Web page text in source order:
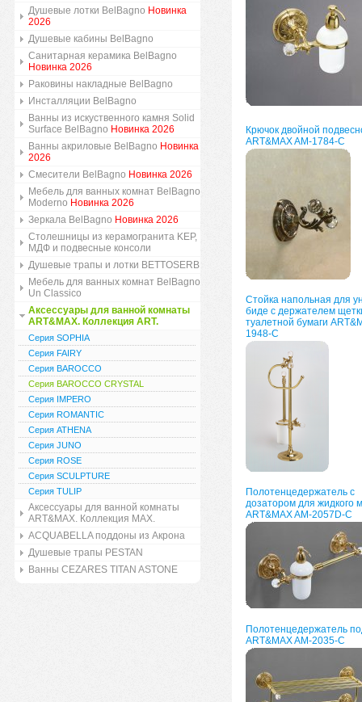
Душевые лотки BelBagno Новинка
2026
Душевые кабины BelBagno
Санитарная керамика BelBagno
Новинка 2026
Раковины накладные BelBagno
Инсталляции BelBagno
Ванны из искуственного камня Solid
Surface BelBagno Новинка 2026
Ванны акриловые BelBagno Новинка
2026
Смесители BelBagno Новинка 2026
Мебель для ванных комнат BelBagno
Moderno Новинка 2026
Зеркала BelBagno Новинка 2026
Столешницы из керамогранита KEP,
МДФ и подвесные консоли
Душевые трапы и лотки BETTOSERB
Мебель для ванных комнат BelBagno
Un Classico
Аксессуары для ванной комнаты
ART&MAX. Коллекция ART.
Серия SOPHIA
Серия FAIRY
Серия BAROCCO
Серия BAROCCO CRYSTAL
Серия IMPERO
Серия ROMANTIC
Серия ATHENA
Серия JUNO
Серия ROSE
Серия SCULPTURE
Серия TULIP
Аксессуары для ванной комнаты
ART&MAX. Коллекция MAX.
ACQUABELLA поддоны из Акрона
Душевые трапы PESTAN
Ванны CEZARES TITAN ASTONE
Крючок двойной
ART&MAX AM-1784-C
Стойка напольная для
биде с держателем
туалетной бумаги
1948-C
Полотенцедержатель с
дозатором для жидкого
ART&MAX AM-2057D-C
Полотенцедержатель
ART&MAX AM-2035-C